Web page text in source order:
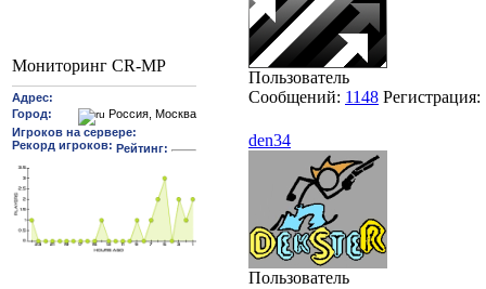
Мониторинг CR-MP
Пользователь
Сообщений: 1148 Регистрация:
den34
Пользователь